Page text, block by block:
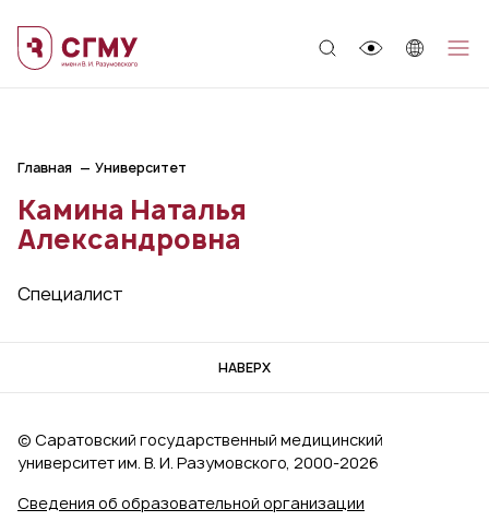
Главная Университет
Камина Наталья
Александровна
Специалист
НАВЕРХ
Сведения об образовательной организации
© Саратовский государственный медицинский
университет им. В. И. Разумовского, 2000‑2026